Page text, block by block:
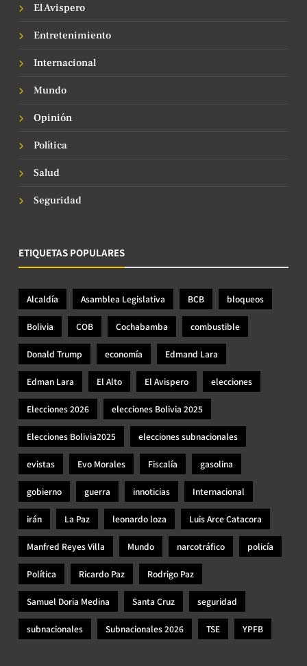
El Avispero
Entretenimiento
Internacional
Mundo
Opinión
Política
Salud
Seguridad
ETIQUETAS POPULARES
Alcaldía Asamblea Legislativa BCB bloqueos
Bolivia COB Cochabamba combustible
Donald Trump economía Edmand Lara
Edman Lara El Alto El Avispero elecciones
Elecciones 2026 elecciones Bolivia 2025
Elecciones Bolivia2025 elecciones subnacionales
evistas Evo Morales Fiscalía gasolina
gobierno guerra innoticias Internacional
irán La Paz leonardo loza Luis Arce Catacora
Manfred Reyes Villa Mundo narcotráfico policía
Política Ricardo Paz Rodrigo Paz
Samuel Doria Medina Santa Cruz seguridad
subnacionales Subnacionales 2026 TSE YPFB